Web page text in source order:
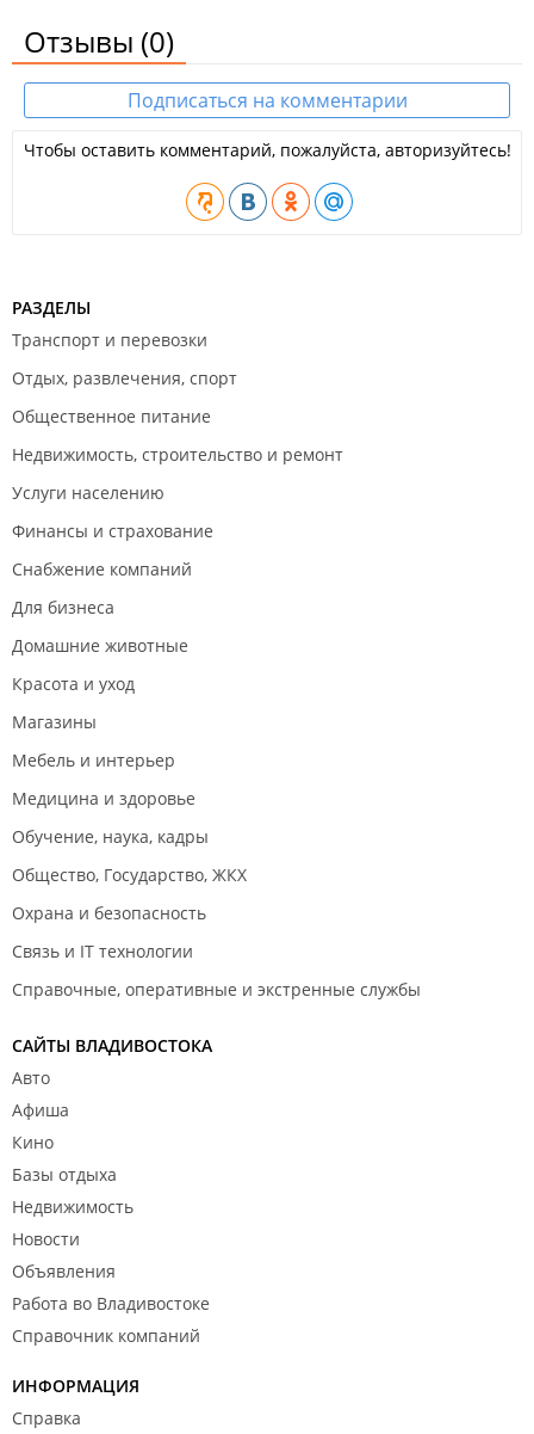
Отзывы (0)
Подписаться на комментарии
Чтобы оставить комментарий, пожалуйста, авторизуйтесь!
РАЗДЕЛЫ
Транспорт и перевозки
Отдых, развлечения, спорт
Общественное питание
Недвижимость, строительство и ремонт
Услуги населению
Финансы и страхование
Снабжение компаний
Для бизнеса
Домашние животные
Красота и уход
Магазины
Мебель и интерьер
Медицина и здоровье
Обучение, наука, кадры
Общество, Государство, ЖКХ
Охрана и безопасность
Связь и IT технологии
Справочные, оперативные и экстренные службы
САЙТЫ ВЛАДИВОСТОКА
Авто
Афиша
Кино
Базы отдыха
Недвижимость
Новости
Объявления
Работа во Владивостоке
Справочник компаний
ИНФОРМАЦИЯ
Справка